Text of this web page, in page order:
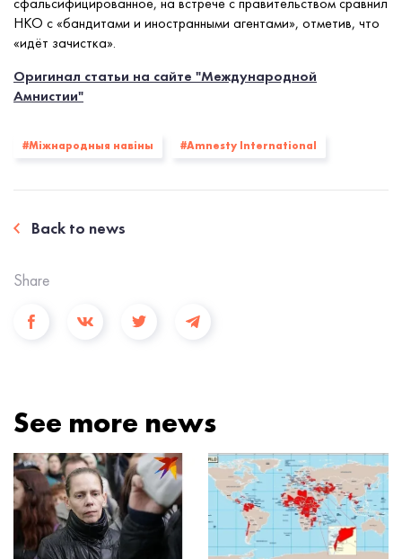
НКО с «бандитами и иностранными агентами», отметив, что
«идёт зачистка».
Оригинал статьи на сайте "Международной
Амнистии"
#Міжнародныя навіны #Amnesty International
Back to news
Share
See more news